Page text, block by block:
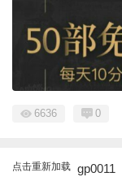
6636 0
点击重新加载 gp0011